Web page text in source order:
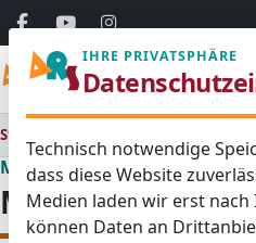
Startseite
Medienraum
Medienraum
IHRE PRIVATSPHÄRE
Technisch notwendige
dass diese Website
Medien laden wir erst
können Daten an